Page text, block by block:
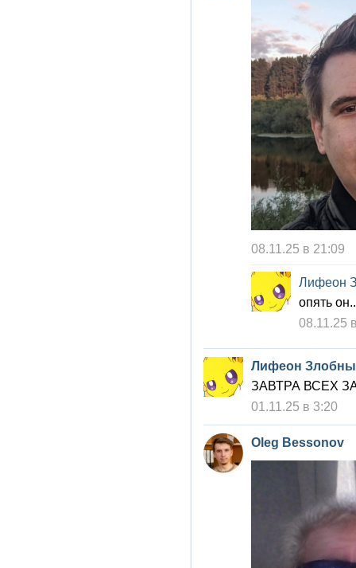
08.11.25 в 21:09
Лифеон
опять
08.11.25
Лифеон
ЗАВТРА ВСЕХ
01.11.25 в 3:20
Oleg Bessonov